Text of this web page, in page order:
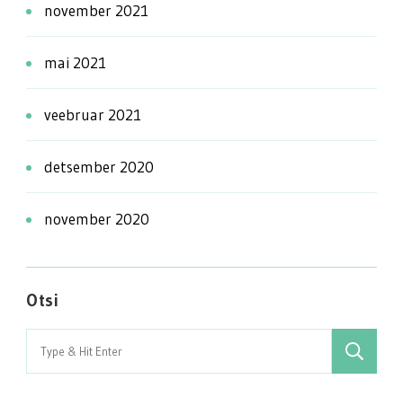
november 2021
mai 2021
veebruar 2021
detsember 2020
november 2020
Otsi
Search
for: